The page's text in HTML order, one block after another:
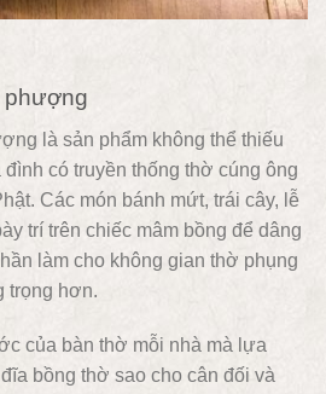
phượng
là sản phẩm không thể thiếu
có truyền thống thờ cúng ông
Các món bánh mứt, trái cây, lễ
trí trên chiếc mâm bồng để dâng
làm cho không gian thờ phụng
trọng hơn.
của bàn thờ mỗi nhà mà lựa
bồng thờ sao cho cân đối và